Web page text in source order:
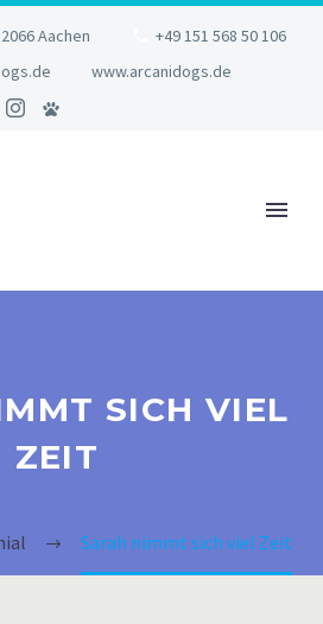
Aachen
+49 151 568 50 106
www.arcanidogs.de
SICH VIEL
ZEIT
Sarah nimmt sich viel Zeit